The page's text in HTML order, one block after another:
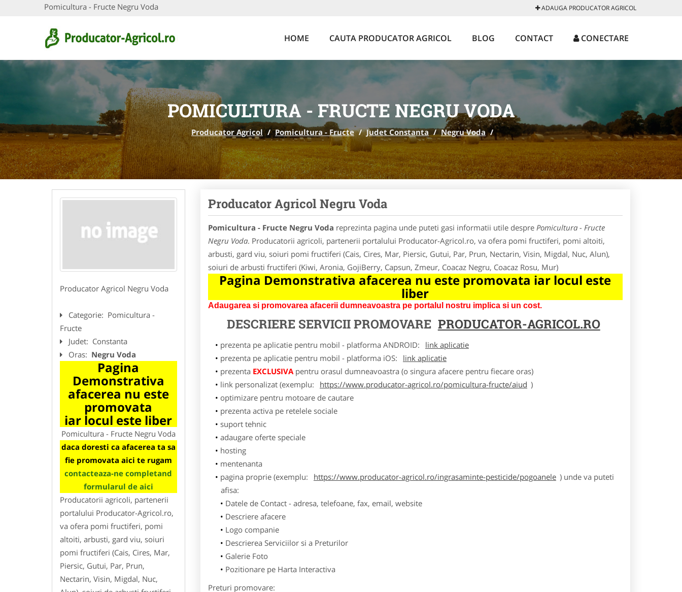
Pomicultura - Fructe Negru Voda ADAUGA PRODUCATOR AGRICOL
HOME CAUTA PRODUCATOR AGRICOL BLOG CONTACT CONECTARE
POMICULTURA - FRUCTE NEGRU VODA
Producator Agricol / Pomicultura - Fructe / Judet Constanta / Negru Voda /
Producator Agricol Negru Voda
Categorie: Pomicultura -
Fructe
Judet: Constanta
Oras: Negru Voda
Pagina
Demonstrativa
afacerea nu este
promovata
iar locul este liber
Pomicultura - Fructe Negru Voda
daca doresti ca afacerea ta sa
fie promovata aici te rugam
contacteaza-ne completand
formularul de aici
Producatorii agricoli, partenerii
portalului Producator-Agricol.ro,
va ofera pomi fructiferi, pomi
altoiti, arbusti, gard viu, soiuri
pomi fructiferi (Cais, Cires, Mar,
Piersic, Gutui, Par, Prun,
Nectarin, Visin, Migdal, Nuc,
Producator Agricol Negru Voda
Pomicultura - Fructe Negru Voda reprezinta pagina unde puteti gasi informatii utile despre Pomicultura - Fructe
Negru Voda. Producatorii agricoli, partenerii portalului Producator-Agricol.ro, va ofera pomi fructiferi, pomi altoiti,
arbusti, gard viu, soiuri pomi fructiferi (Cais, Cires, Mar, Piersic, Gutui, Par, Prun, Nectarin, Visin, Migdal, Nuc, Alun),
soiuri de arbusti fructiferi (Kiwi, Aronia, GojiBerry, Capsun, Zmeur, Coacaz Negru, Coacaz Rosu, Mur)
Pagina Demonstrativa afacerea nu este promovata iar locul este
liber
Adaugarea si promovarea afacerii dumneavoastra pe portalul nostru implica si un cost.
DESCRIERE SERVICII PROMOVARE PRODUCATOR-AGRICOL.RO
prezenta pe aplicatie pentru mobil - platforma ANDROID:
link aplicatie
prezenta pe aplicatie pentru mobil - platforma iOS:
link aplicatie
prezenta EXCLUSIVApentru orasul dumneavoastra (o singura afacere pentru fiecare oras)
link personalizat (exemplu:
https://www.producator-agricol.ro/pomicultura-fructe/aiud )
optimizare pentru motoare de cautare
prezenta activa pe retelele sociale
suport tehnic
adaugare oferte speciale
hosting
mentenanta
pagina proprie (exemplu:
https://www.producator-agricol.ro/ingrasaminte-pesticide/pogoanele ) unde va puteti
afisa:
Datele de Contact - adresa, telefoane, fax, email, website
Descriere afacere
Logo companie
Descrierea Serviciilor si a Preturilor
Galerie Foto
Pozitionare pe Harta Interactiva
Preturi promovare: